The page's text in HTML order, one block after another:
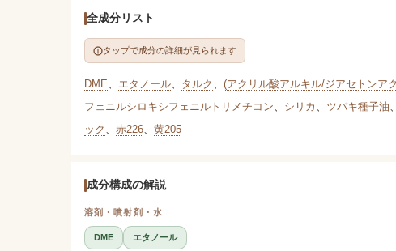
全成分リスト
タップで成分の詳細が見られます
DME、 エタノール、 タルク 、 (アクリル酸アルキル/ジアセトンア
フェニルシロキシフェニルトリメチコン、 シリカ 、 ツバキ種子油、
ック 、 赤226、 黄205
成分構成の解説
溶剤・噴射剤・水
DME
エタノール